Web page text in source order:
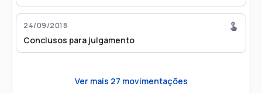
24/09/2018
Conclusos para julgamento
Ver mais 27 movimentações